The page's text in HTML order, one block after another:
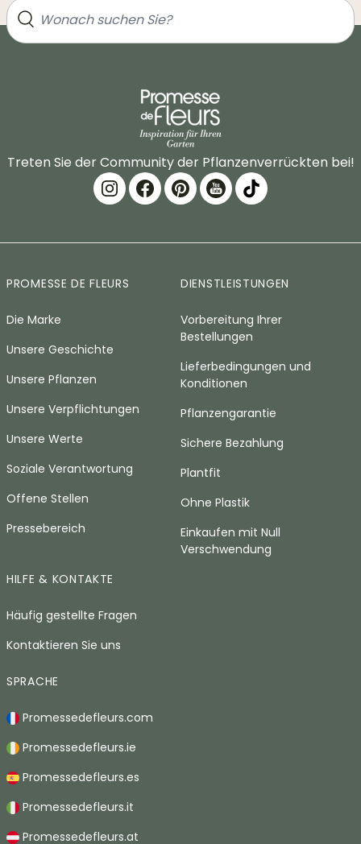
Treten Sie der Community der Pflanzenverrückten bei!
PROMESSE DE FLEURS
Die Marke
Unsere Geschichte
Unsere Pflanzen
Unsere Verpflichtungen
Unsere Werte
Soziale Verantwortung
Offene Stellen
Pressebereich
DIENSTLEISTUNGEN
Vorbereitung Ihrer
Bestellungen
Lieferbedingungen und
Konditionen
Pflanzengarantie
Sichere Bezahlung
Plantfit
Ohne Plastik
Einkaufen mit Null
Verschwendung
HILFE & KONTAKTE
Häufig gestellte Fragen
Kontaktieren Sie uns
SPRACHE
Promessedefleurs.com
Promessedefleurs.ie
Promessedefleurs.es
Promessedefleurs.it
Promessedefleurs.at